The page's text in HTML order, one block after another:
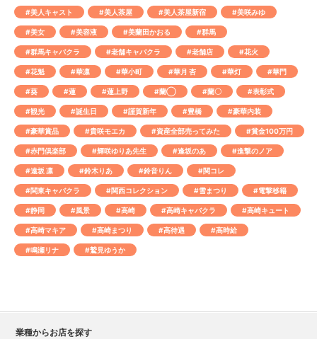
#美人キャスト #美人茶屋 #美人茶屋新宿 #美咲みゆ
#美女 #美容液 #美蘭田かおる #群馬
#群馬キャバクラ #老舗キャバクラ #老舗店 #花火
#花魁 #華凛 #華小町 #華月 杏 #華灯 #華門
#葵 #蓮 #蓮上野 #蘭◯ #蘭〇 #表彰式
#観光 #誕生日 #謹賀新年 #豊橋 #豪華内装
#豪華賞品 #貴咲モエカ #資産全部売ってみた #賞金100万円
#赤門倶楽部 #輝咲ゆりあ先生 #逢坂のあ #進撃のノア
#遠坂 凛 #鈴木りあ #鈴音りん #関コレ
#関東キャバクラ #関西コレクション #雪まつり #電撃移籍
#静岡 #風景 #高崎 #高崎キャバクラ #高崎キュート
#高崎マキア #高崎まつり #高待遇 #高時給
#鳴瀬リナ #鷲見ゆうか
業種からお店を探す